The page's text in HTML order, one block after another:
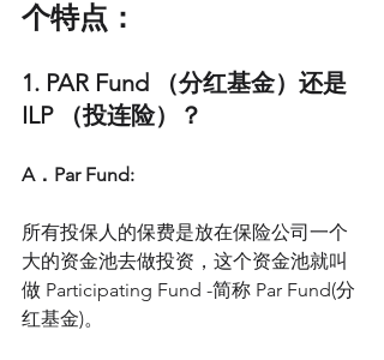
个特点：
1. PAR Fund （分红基金）还是
ILP （投连险）？
A．Par Fund:
所有投保人的保费是放在保险公司一个
大的资金池去做投资，这个资金池就叫
做 Participating Fund -简称 Par Fund(分
红基金)。